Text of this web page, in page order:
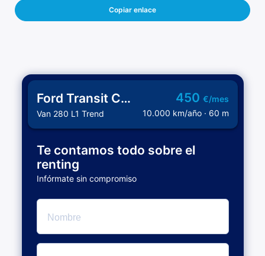
Copiar enlace
Ford Transit Custom
Van 280 L1 Trend
450 €/mes
10.000 km/año · 60 m
Te contamos todo sobre el
renting
Infórmate sin compromiso